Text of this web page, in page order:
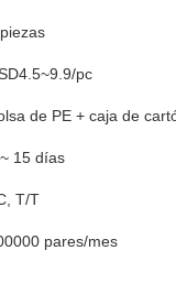
pc
de PE + caja de
15 días
T/T
pares/mes